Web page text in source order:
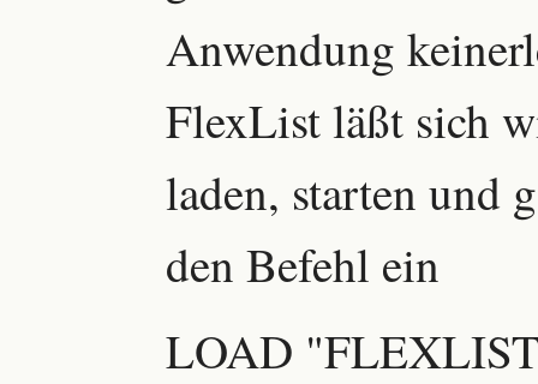
Anwendung
FlexList läßt sich
laden, starten und
den Befehl ein
LOAD